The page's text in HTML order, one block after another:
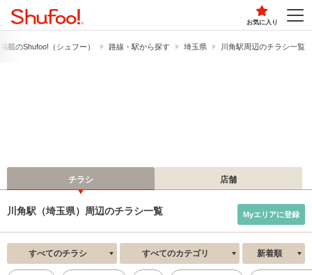
お気に入り
載の​Shufoo!​（シュフー） 路線・駅から探す 埼玉県 川角駅周辺のチラシ一覧
チラシ 店舗
川角駅（埼玉県）周辺のチラシ一覧 Myエリアに登録
すべてのチラシ すべてのカテゴリ 新着順